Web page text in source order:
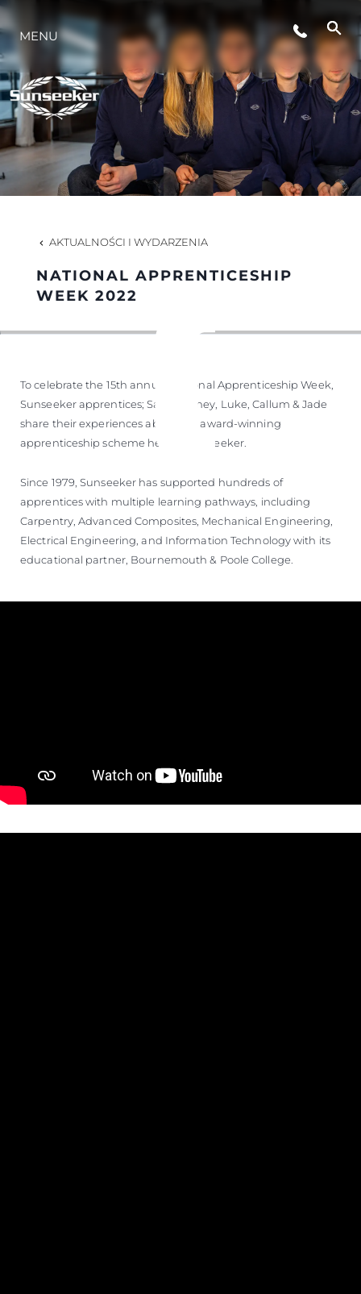
STYL ŻYCIA
INNOWACJA
PRZEDSIĘBIORSTWO
ZESPÓŁ
TRADYCJA
MENU
AKTUALNOŚCI I WYDARZENIA
NATIONAL APPRENTICESHIP
WEEK 2022
To celebrate the 15th annual National Apprenticeship Week,
Sunseeker apprentices; Sam, Sydney, Luke, Callum & Jade
share their experiences about the award-winning
apprenticeship scheme here at Sunseeker.
Since 1979, Sunseeker has supported hundreds of
apprentices with multiple learning pathways, including
Carpentry, Advanced Composites, Mechanical Engineering,
Electrical Engineering, and Information Technology with its
educational partner, Bournemouth & Poole College.